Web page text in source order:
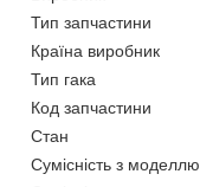
Тип запчастини
Країна виробник
Тип гака
Код запчастини
Стан
Сумісність з моделлю